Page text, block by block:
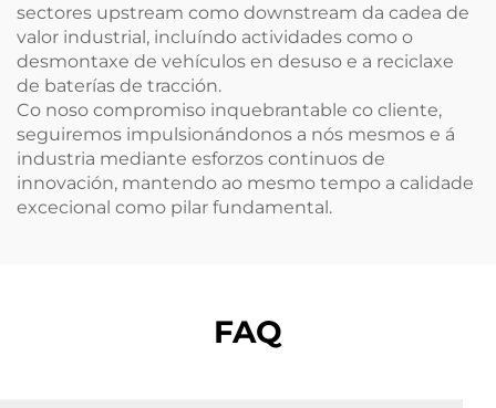
sectores upstream como downstream da cadea de
valor industrial, incluíndo actividades como o
desmontaxe de vehículos en desuso e a reciclaxe
de baterías de tracción.
Co noso compromiso inquebrantable co cliente,
seguiremos impulsionándonos a nós mesmos e á
industria mediante esforzos continuos de
innovación, mantendo ao mesmo tempo a calidade
excecional como pilar fundamental.
FAQ